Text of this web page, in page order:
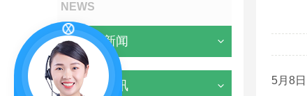
NEWS
企业新闻
行业资讯
5月8